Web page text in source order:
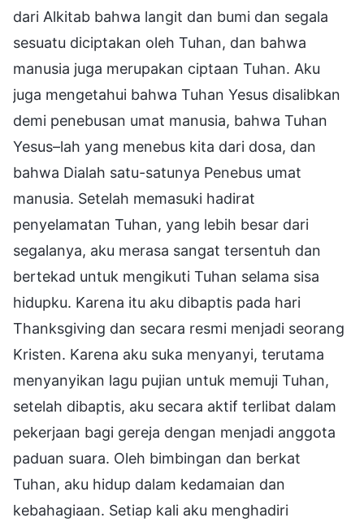
dari Alkitab bahwa langit dan bumi dan segala
sesuatu diciptakan oleh Tuhan, dan bahwa
manusia juga merupakan ciptaan Tuhan. Aku
juga mengetahui bahwa Tuhan Yesus disalibkan
demi penebusan umat manusia, bahwa Tuhan
Yesus–lah yang menebus kita dari dosa, dan
bahwa Dialah satu-satunya Penebus umat
manusia. Setelah memasuki hadirat
penyelamatan Tuhan, yang lebih besar dari
segalanya, aku merasa sangat tersentuh dan
bertekad untuk mengikuti Tuhan selama sisa
hidupku. Karena itu aku dibaptis pada hari
Thanksgiving dan secara resmi menjadi seorang
Kristen. Karena aku suka menyanyi, terutama
menyanyikan lagu pujian untuk memuji Tuhan,
setelah dibaptis, aku secara aktif terlibat dalam
pekerjaan bagi gereja dengan menjadi anggota
paduan suara. Oleh bimbingan dan berkat
Tuhan, aku hidup dalam kedamaian dan
kebahagiaan. Setiap kali aku menghadiri